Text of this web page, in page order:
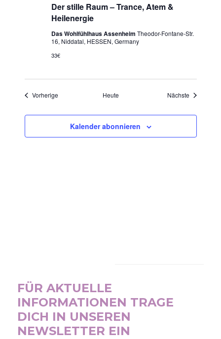
Der stille Raum – Trance, Atem &
Heilenergie
r
i
l
u
Das Wohlfühlhaus Assenheim Theodor-Fontane-Str.
16, Niddatal, HESSEN, Germany
33€
VorherigeVeranstaltungen Heute Nächste
Kalender abonnieren
FÜR AKTUELLE
INFORMATIONEN TRAGE
DICH IN UNSEREN
NEWSLETTER EIN